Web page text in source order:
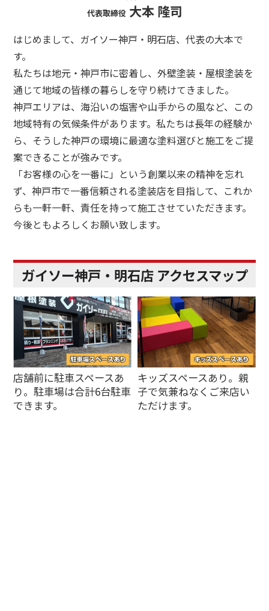
代表取締役大本 隆司
はじめまして、ガイソー神戸・明石店、代表の大本で
す。
私たちは地元・神戸市に密着し、外壁塗装・屋根塗装を
通じて地域の皆様の暮らしを守り続けてきました。
神戸エリアは、海沿いの塩害や山手からの風など、この
地域特有の気候条件があります。私たちは長年の経験か
ら、そうした神戸の環境に最適な塗料選びと施工をご提
案できることが強みです。
「お客様の心を一番に」という創業以来の精神を忘れ
ず、神戸市で一番信頼される塗装店を目指して、これか
らも一軒一軒、責任を持って施工させていただきます。
今後ともよろしくお願い致します。
ガイソー神戸・明石店 アクセスマップ
店舗前に駐車スペースあ
り。駐車場は合計6台駐車
できます。
キッズスペースあり。親
子で気兼ねなくご来店い
ただけます。